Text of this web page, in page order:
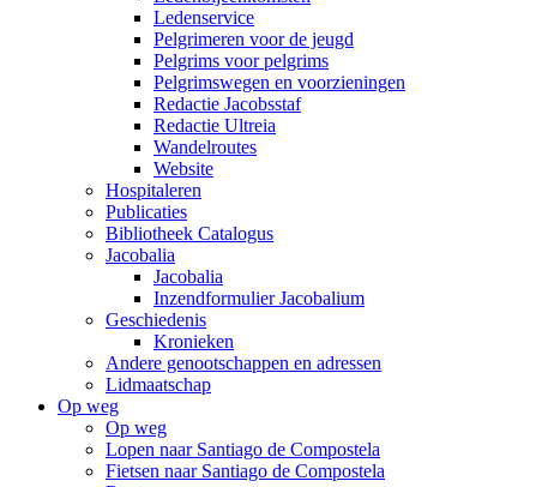
Ledenservice
Pelgrimeren voor de jeugd
Pelgrims voor pelgrims
Pelgrimswegen en voorzieningen
Redactie Jacobsstaf
Redactie Ultreia
Wandelroutes
Website
Hospitaleren
Publicaties
Bibliotheek Catalogus
Jacobalia
Jacobalia
Inzendformulier Jacobalium
Geschiedenis
Kronieken
Andere genootschappen en adressen
Lidmaatschap
Op weg
Op weg
Lopen naar Santiago de Compostela
Fietsen naar Santiago de Compostela